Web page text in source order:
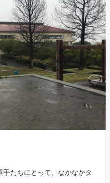
たちにとって、なかなかタ